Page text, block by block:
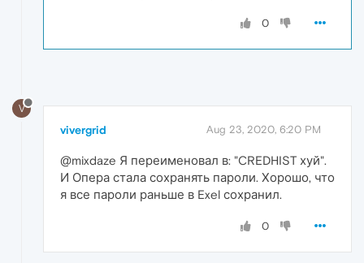
0
V
vivergrid Aug 23, 2020, 6:20 PM
@mixdaze Я переименовал в: "CREDHIST хуй".
И Опера стала сохранять пароли. Хорошо, что
я все пароли раньше в Exel сохранил.
0